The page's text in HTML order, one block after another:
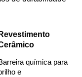
Revestimento
química para
e